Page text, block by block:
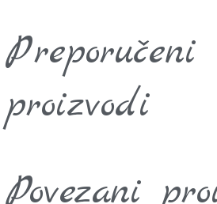
Preporučeni
proizvodi
Povezani